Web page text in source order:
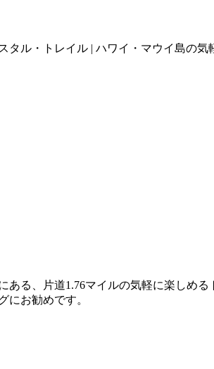
ある、片道1.76マイルの気軽に楽しめ
にお勧めです。